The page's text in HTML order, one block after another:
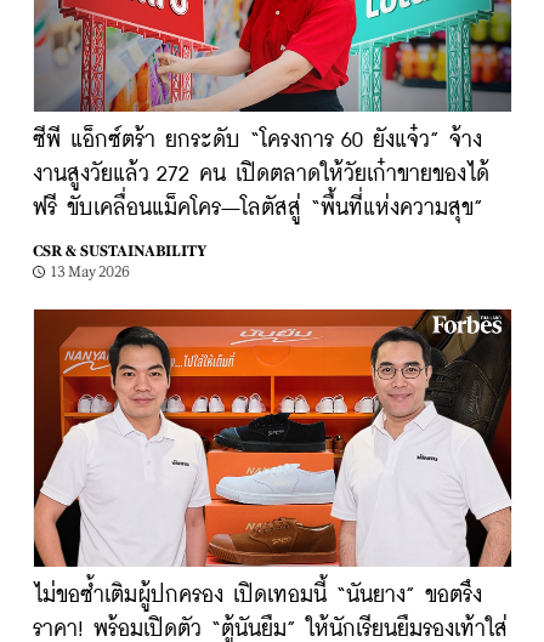
ซีพี แอ็กซ์ตร้า ยกระดับ “โครงการ 60 ยังแจ๋ว” จ้าง
งานสูงวัยแล้ว 272 คน เปิดตลาดให้วัยเก๋าขายของได้
ฟรี ขับเคลื่อนแม็คโคร–โลตัสสู่ “พื้นที่แห่งความสุข”
CSR & SUSTAINABILITY
13 May 2026
ไม่ขอซ้ำเติมผู้ปกครอง เปิดเทอมนี้ “นันยาง” ขอตรึง
ราคา! พร้อมเปิดตัว “ตู้นันยืม” ให้นักเรียนยืมรองเท้าใส่